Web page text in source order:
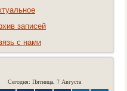
записей
с нами
Сегодня: Пятница, 7 Августа